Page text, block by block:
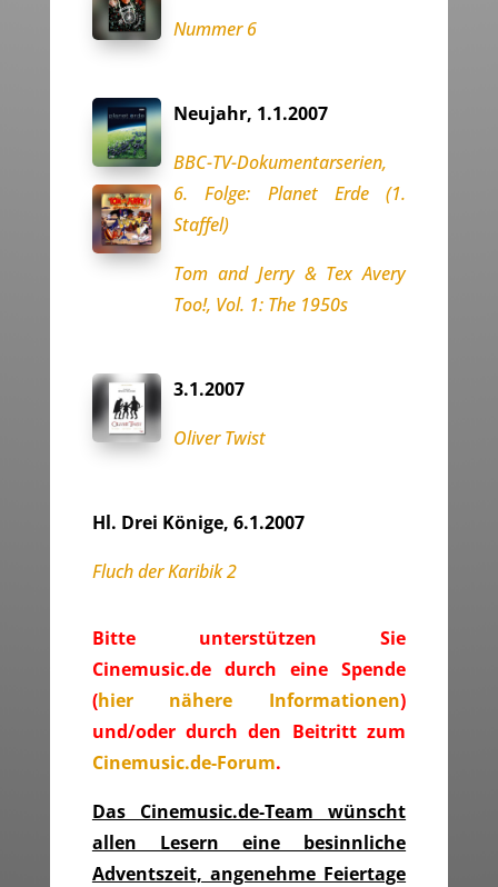
Nummer 6
Neujahr, 1.1.2007
BBC-TV-Dokumentarserien,
6. Folge: Planet Erde (1.
Staffel)
Tom and Jerry & Tex Avery
Too!, Vol. 1: The 1950s
3.1.2007
Oliver Twist
Hl. Drei Könige, 6.1.2007
Fluch der Karibik 2
Bitte unterstützen Sie
Cinemusic.de durch eine Spende
(hier nähere Informationen)
und/oder durch den Beitritt zum
Cinemusic.de-Forum.
Das Cinemusic.de-Team wünscht
allen Lesern eine besinnliche
Adventszeit, angenehme Feiertage